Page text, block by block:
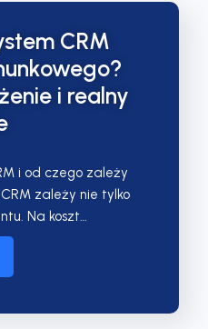
CRM
i realny
i od czego zależy
zależy nie tylko
Na koszt…